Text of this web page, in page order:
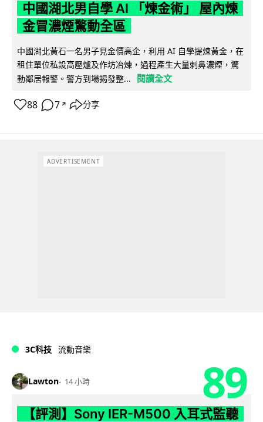
中國湖北男自學 AI 「煉金術」 屋內煉
金冒濃煙驚動全區
中國湖北黃石一名男子見金價高企，利用 AI 自學提煉黃金，在
租住單位私設高壓爐及作坊冶煉，過程產生大量刺鼻濃煙，驚
動鄰居報警。警方到場揭發整...
閱讀全文
88 7 ↗ 分享
ADVERTISEMENT
3C科技 流動音樂
Lawton 14 小時 89
【評測】Sony IER-M500 入耳式監聽